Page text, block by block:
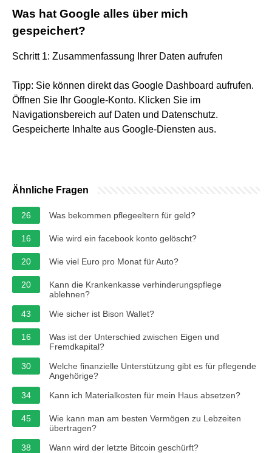
Was hat Google alles über mich
gespeichert?
Schritt 1: Zusammenfassung Ihrer Daten aufrufen
Tipp: Sie können direkt das Google Dashboard aufrufen.
Öffnen Sie Ihr Google-Konto. Klicken Sie im
Navigationsbereich auf Daten und Datenschutz.
Gespeicherte Inhalte aus Google-Diensten aus.
Ähnliche Fragen
26 Was bekommen pflegeeltern für geld?
16 Wie wird ein facebook konto gelöscht?
20 Wie viel Euro pro Monat für Auto?
20
Kann die Krankenkasse verhinderungspflege
ablehnen?
43
Wie sicher ist Bison Wallet?
16
Was ist der Unterschied zwischen Eigen und
Fremdkapital?
30
Welche finanzielle Unterstützung gibt es für pflegende
Angehörige?
34
Kann ich Materialkosten für mein Haus absetzen?
45
Wie kann man am besten Vermögen zu Lebzeiten
übertragen?
38
Wann wird der letzte Bitcoin geschürft?